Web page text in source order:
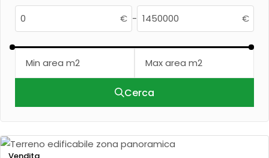
€ - €
Cerca